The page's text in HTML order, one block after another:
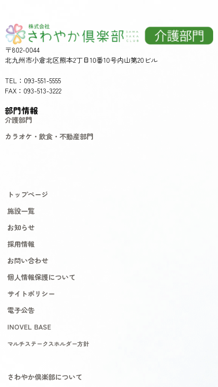
〒802-0044
北九州市小倉北区熊本2丁目10番10号内山第20ビル
TEL：093-551-5555
FAX：093-513-3222
部門情報
介護部門
カラオケ・飲食・不動産部門
トップページ
施設一覧
お知らせ
採用情報
お問い合わせ
個人情報保護について
サイトポリシー
電子公告
INOVEL BASE
マルチステークスホルダー方針
さわやか倶楽部について